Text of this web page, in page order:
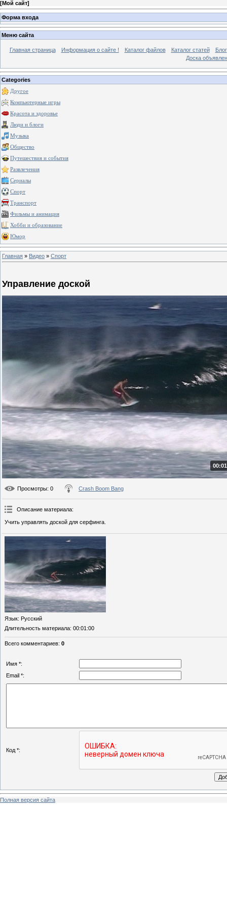
[Мой сайт]
Форма входа
Меню сайта
Главная страница Информация о сайте ! Каталог файлов Каталог статей
Блог
Доска
Categories
Другое
Компьютерные игры
Красота и здоровье
Люди и блоги
Музыка
Общество
Путешествия и события
Развлечения
Сериалы
Спорт
Транспорт
Фильмы и анимация
Хобби и образование
Юмор
Главная » Видео » Спорт
Управление доской
Просмотры: 0 Crash Boom Bang
Описание материала:
Учить управлять доской для серфинга.
Язык: Русский
Длительность материала: 00:01:00
Всего комментариев: 0
Имя *:
Email *:
Код *:
Полная версия сайта